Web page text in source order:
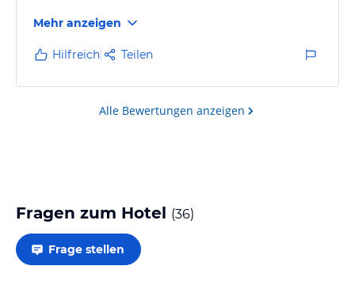
Mehr anzeigen
Hilfreich Teilen
Alle Bewertungen anzeigen
Fragen zum Hotel (36)
Frage stellen